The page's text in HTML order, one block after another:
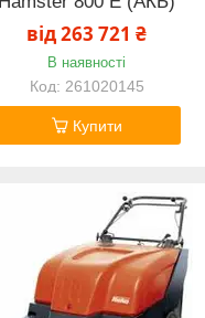
від 263 721 ₴
В наявності
261020145
Купити